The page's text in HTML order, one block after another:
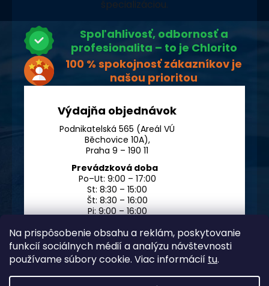
Na prispôsobenie obsahu a reklám, poskytovanie
funkcií sociálnych médií a analýzu návštevnosti
používame súbory cookie. Viac informácií tu.
špecializáciou.
Spoľahlivosť, odbornosť a
profesionalita – to je Chlorito
100 % spokojnosť zákazníkov je
našou prioritou
Výdajňa objednávok
Podnikatelská 565 (Areál VÚ
Běchovice 10A),
Praha 9 – 190 11
Prevádzková doba
Po–Ut: 9:00 – 17:00
St: 8:30 – 15:00
Št: 8:30 – 16:00
Pi: 9:00 – 16:00